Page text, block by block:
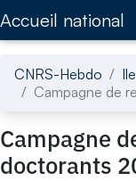
Accueil national
CNRS-Hebdo
Campagne de
Campagne
doctorants